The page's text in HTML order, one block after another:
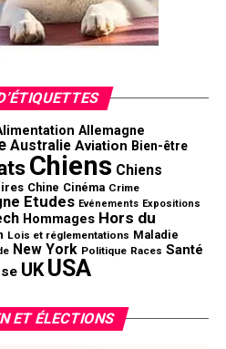
Allemagne
Australie Aviation Bien-être
Chiens Chiens
Chine Cinéma Crime
Etudes Evénements Expositions
Hommages Hors du
Lois et réglementations Maladie
New York Politique Races Santé
UK USA
ET ÉLECTIONS